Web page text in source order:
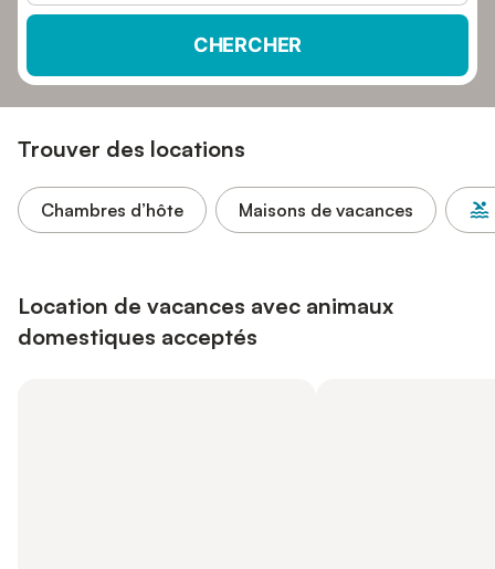
CHERCHER
Trouver des locations
Chambres d’hôte Maisons de vacances
Location de vacances avec animaux
domestiques acceptés